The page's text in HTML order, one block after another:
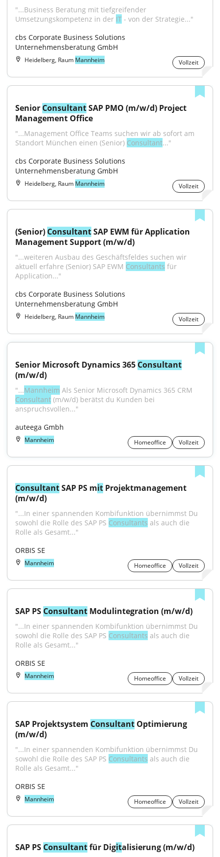
"...Business Beratung mit tiefgreifender
Umsetzungskompetenz in der IT - von der Strategie..."
cbs Corporate Business Solutions
Unternehmensberatung GmbH
Heidelberg, Raum Mannheim Vollzeit
Senior Consultant SAP PMO (m/w/d) Project
Management Office
"...Management Office Teams suchen wir ab sofort am
Standort München einen (Senior) Consultant..."
cbs Corporate Business Solutions
Unternehmensberatung GmbH
Heidelberg, Raum Mannheim Vollzeit
(Senior) Consultant SAP EWM für Application
Management Support (m/w/d)
"...weiteren Ausbau des Geschäftsfeldes suchen wir
aktuell erfahre (Senior) SAP EWM Consultants für
Application..."
cbs Corporate Business Solutions
Unternehmensberatung GmbH
Heidelberg, Raum Mannheim Vollzeit
Senior Microsoft Dynamics 365 Consultant
(m/w/d)
"...Mannheim
Consultant (m/w/d) berätst du Kunden bei
anspruchsvollen..."
auteega Gmbh
Mannheim Homeoffice Vollzeit
Consultant SAP PS mit Projektmanagement
(m/w/d)
"...In einer spannenden Kombifunktion übernimmst Du
sowohl die Rolle des SAP PS Consultants als auch die
Rolle als Gesamt..."
ORBIS SE
Mannheim Homeoffice Vollzeit
SAP PS Consultant Modulintegration (m/w/d)
"...In einer spannenden Kombifunktion übernimmst Du
sowohl die Rolle des SAP PS Consultants als auch die
Rolle als Gesamt..."
ORBIS SE
Mannheim Homeoffice Vollzeit
SAP Projektsystem Consultant Optimierung
(m/w/d)
"...In einer spannenden Kombifunktion übernimmst Du
sowohl die Rolle des SAP PS Consultants als auch die
Rolle als Gesamt..."
ORBIS SE
Mannheim Homeoffice Vollzeit
SAP PS Consultant für Digitalisierung (m/w/d)